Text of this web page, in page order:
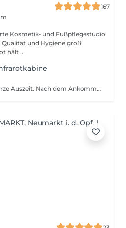
167
Kosmetik- und Fußpflegestudio
und Hygiene groß
hält ...
Gönne deiner Seele eine kurze Auszeit. Nach dem Ankommen in unserem Studio gehst du erst einmal zum Aufwärmen in die Infrarotkabine für 30 Minuten. Bei Meeresrauschen kannst du erst einmal den Alltag vergessen. Nach dem Aufwärmen bekommst du ein warmes entspannendes Fußbad und genießt dazu deinen Tee. Danach starten wir mit einer 50 minütigen Ganzkörpermassage. Und da unsere Füße uns das ganze Leben tragen, dürfen wir diese natürlich nicht vergessen. Deswegen gibt es dazu noch eine 30 minütige Fußzonenmassage. Liebe Kundinnen, liebe Kunden, unsere Zeit ist kostbar und wird exklusiv für Sie geplant. Sollten Sie verhindert sein, Ihren Termin wahrzunehmen, bitten wir um eine rechtzeitige Absage bei uns, mindestens jedoch 24 Stunden vor dem Termin. Absagen können Sie uns gerne per WhatsApp, E-mail oder telefonisch zukommen lassen. Bei nicht rechtzeitig abgesagten Terminen bzw. Nichterscheinen ohne Absage, behalten wir uns vor, eine Ausfallgebühr in Höhe von 50% des Behandlungspreises zu verlangen. Bei Buchung eines Behandlungstermins erkennen Sie diese Regelungen an. Bitte beachten Sie, dass an Wochenenden, Ruhetagen, Feiertagen und außerhalb der Öffnungszeiten, die Absagen zur Kenntnis genommen werden, die Bestätigungen jedoch an dem nächsten Arbeitstag erfolgen.